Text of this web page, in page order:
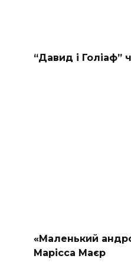
“Давид і Голіаф”
«Маленький
Марісса Маєр